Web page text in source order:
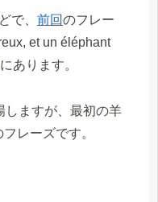
で、 前回のフレー
et un éléphant
あります。
しますが、最初の羊
レーズです。